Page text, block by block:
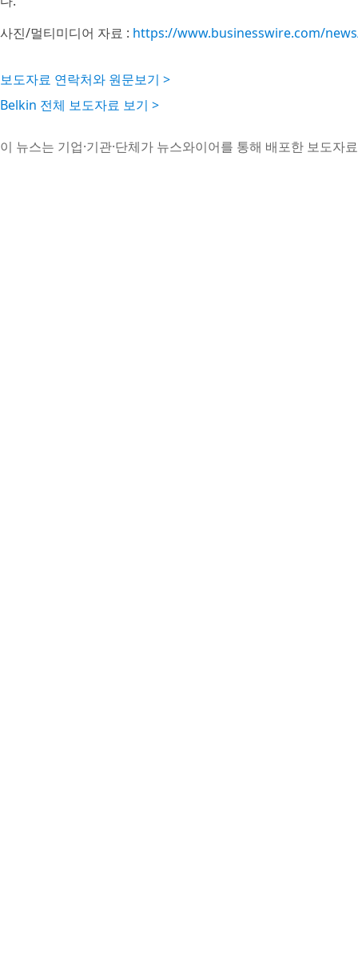
사진/멀티미디어 자료 : https://www.businesswire.com/
보도자료 연락처와 원문보기 >
Belkin 전체 보도자료 보기 >
이 뉴스는 기업·기관·단체가 뉴스와이어를 통해 배포한 보도자